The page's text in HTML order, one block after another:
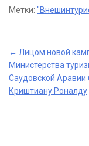
Метки:
Post
← Лицом новой
Министерства
Саудовской Аравии
Криштиану Роналду